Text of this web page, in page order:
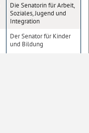
Die Senatorin für Arbeit,
Soziales, Jugend und
Integration
Der Senator für Kinder
und Bildung